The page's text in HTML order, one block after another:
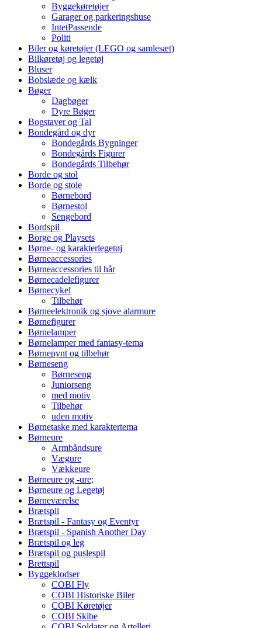
Byggekøretøjer
Garager og parkeringshuse
IntetPassende
Politi
Biler og køretøjer (LEGO og samlesæt)
Bilkøretøj og legetøj
Bluser
Bobslæde og kælk
Bøger
Dagbøger
Dyre Bøger
Bogstaver og Tal
Bondegård og dyr
Bondegårds Bygninger
Bondegårds Figurer
Bondegårds Tilbehør
Borde og stol
Borde og stole
Børnebord
Børnestol
Sengebord
Bordspil
Borge og Playsets
Børne- og karakterlegetøj
Børneaccessories
Børneaccessories til hår
Børnecadelefigurer
Børnecykel
Tilbehør
Børneelektronik og sjove alarmure
Børnefigurer
Børnelamper
Børnelamper med fantasy-tema
Børnepynt og tilbehør
Børneseng
Børneseng
Juniorseng
med motiv
Tilbehør
uden motiv
Børnetaske med karaktertema
Børneure
Armbåndsure
Vægure
Vækkeure
Børneure og -ure;
Børneure og Legetøj
Børneværelse
Brætspil
Brætspil - Fantasy og Eventyr
Brætspil - Spanish Another Day
Brætspil og leg
Brætspil og puslespil
Brettspil
Byggeklodser
COBI Fly
COBI Historiske Biler
COBI Køretøjer
COBI Skibe